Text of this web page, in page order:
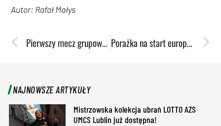
Autor: Rafał Małys
Pierwszy mecz grupowy w EuroCup. Rywalem Panathinaikos Porażka na start europejskich pucharów
NAJNOWSZE ARTYKUŁY
Mistrzowska kolekcja ubrań LOTTO AZS
UMCS Lublin już dostępna!